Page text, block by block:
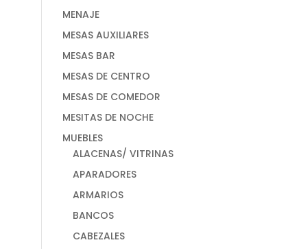
MENAJE
MESAS AUXILIARES
MESAS BAR
MESAS DE CENTRO
MESAS DE COMEDOR
MESITAS DE NOCHE
MUEBLES
ALACENAS/ VITRINAS
APARADORES
ARMARIOS
BANCOS
CABEZALES